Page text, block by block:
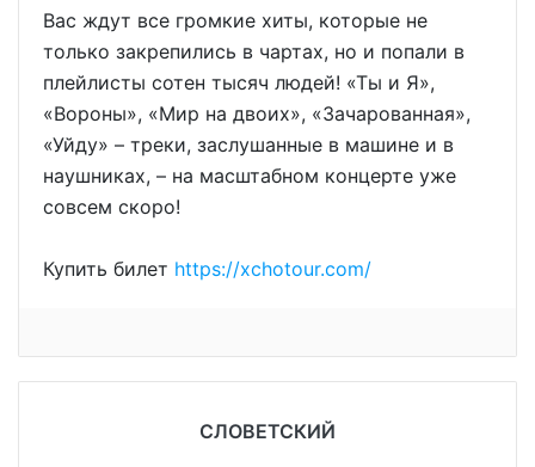
Вас ждут все громкие хиты, которые не
только закрепились в чартах, но и попали в
плейлисты сотен тысяч людей! «Ты и Я»,
«Вороны», «Мир на двоих», «Зачарованная»,
«Уйду» – треки, заслушанные в машине и в
наушниках, – на масштабном концерте уже
совсем скоро!
Купить билет https://xchotour.com/
СЛОВЕТСКИЙ